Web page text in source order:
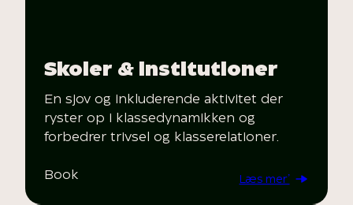
Skoler & institutioner
En sjov og inkluderende aktivitet der
ryster op i klassedynamikken og
forbedrer trivsel og klasserelationer.
Book Læs mer’